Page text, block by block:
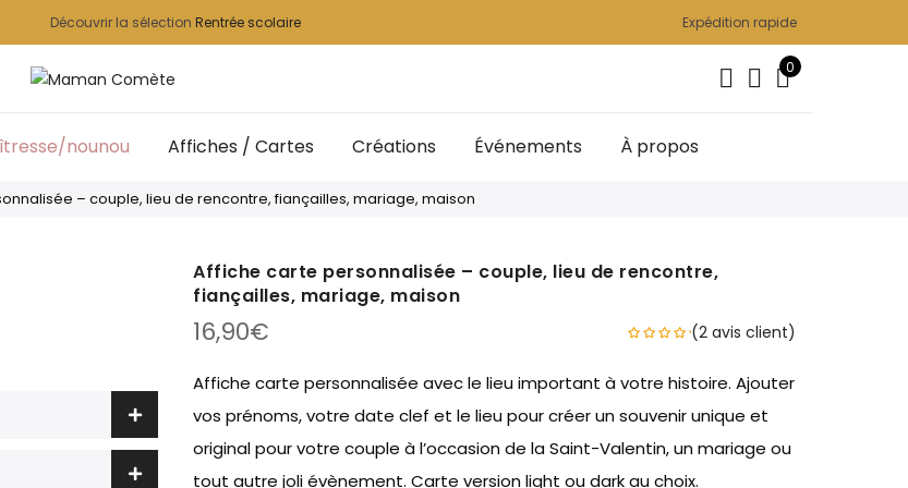
Découvrir la sélection Rentrée scolaire Expédition rapide
0
nounou Affiches / Cartes Créations Événements À propos
– couple, lieu de rencontre, fiançailles, mariage, maison
Affiche carte personnalisée – couple, lieu de rencontre,
fiançailles, mariage, maison
(2 avis client)
16,90€
Affiche carte personnalisée avec le lieu important à votre histoire. Ajouter
vos prénoms, votre date clef et le lieu pour créer un souvenir unique et
original pour votre couple à l’occasion de la Saint-Valentin, un mariage ou
tout autre joli évènement. Carte version light ou dark au choix.